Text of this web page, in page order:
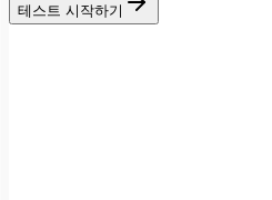
테스트 시작하기